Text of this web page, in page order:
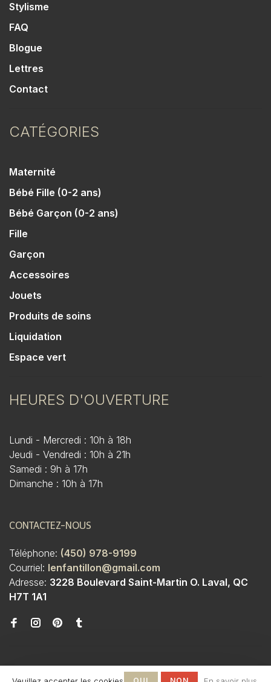
Stylisme
FAQ
Blogue
Lettres
Contact
CATÉGORIES
Maternité
Bébé Fille (0-2 ans)
Bébé Garçon (0-2 ans)
Fille
Garçon
Accessoires
Jouets
Produits de soins
Liquidation
Espace vert
HEURES D'OUVERTURE
Lundi - Mercredi : 10h à 18h
Jeudi - Vendredi : 10h à 21h
Samedi : 9h à 17h
Dimanche : 10h à 17h
CONTACTEZ-NOUS
Téléphone: (450) 978-9199
Courriel: lenfantillon@gmail.com
Adresse: 3228 Boulevard Saint-Martin O. Laval, QC
H7T 1A1